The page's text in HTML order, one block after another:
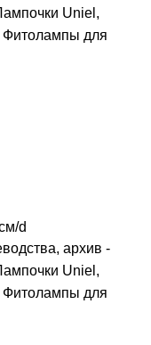
Uniel ,
Фитолампы для
d
, архив -
Uniel ,
Фитолампы для